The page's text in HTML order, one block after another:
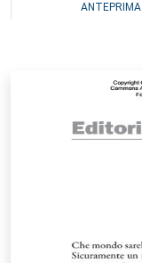
ANTEPRIMA